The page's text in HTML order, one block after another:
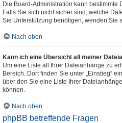
Die Board-Administration kann bestimmte
Falls Sie sich nicht sicher sind, welche
Sie Unterstützung benötigen, wenden Sie
Nach oben
Kann ich eine Übersicht all meiner
Um eine Liste all Ihrer Dateianhänge zu
Bereich. Dort finden Sie unter „Einstieg“
über den Sie eine Liste Ihrer
können.
Nach oben
phpBB betreffende Fragen